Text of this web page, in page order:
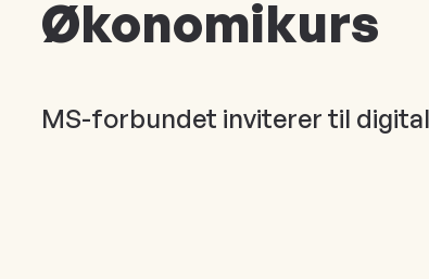
Økonomikurs
MS-forbundet inviterer til